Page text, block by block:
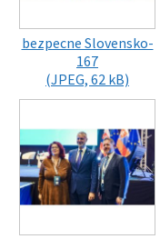
bezpecne Slovensko-
167
(JPEG, 62 kB)